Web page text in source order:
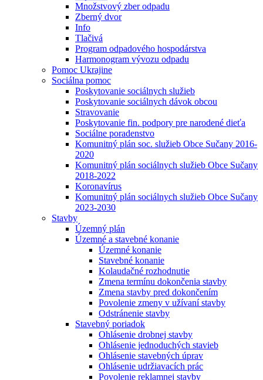
Množstvový zber odpadu
Zberný dvor
Info
Tlačivá
Program odpadového hospodárstva
Harmonogram vývozu odpadu
Pomoc Ukrajine
Sociálna pomoc
Poskytovanie sociálnych služieb
Poskytovanie sociálnych dávok obcou
Stravovanie
Poskytovanie fin. podpory pre narodené dieťa
Sociálne poradenstvo
Komunitný plán soc. služieb Obce Sučany 2016-
2020
Komunitný plán sociálnych služieb Obce Sučany
2018-2022
Koronavírus
Komunitný plán sociálnych služieb Obce Sučany
2023-2030
Stavby
Územný plán
Územné a stavebné konanie
Územné konanie
Stavebné konanie
Kolaudačné rozhodnutie
Zmena termínu dokončenia stavby
Zmena stavby pred dokončením
Povolenie zmeny v užívaní stavby
Odstránenie stavby
Stavebný poriadok
Ohlásenie drobnej stavby
Ohlásenie jednoduchých stavieb
Ohlásenie stavebných úprav
Ohlásenie udržiavacích prác
Povolenie reklamnej stavby